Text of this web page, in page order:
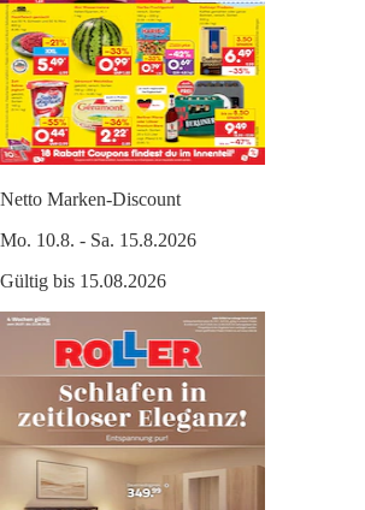
Netto Marken-Discount
Mo. 10.8. - Sa. 15.8.2026
Gültig bis 15.08.2026